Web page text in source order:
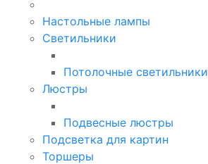
Настольные лампы
Светильники
Потолочные светильники
Люстры
Подвесные люстры
Подсветка для картин
Торшеры